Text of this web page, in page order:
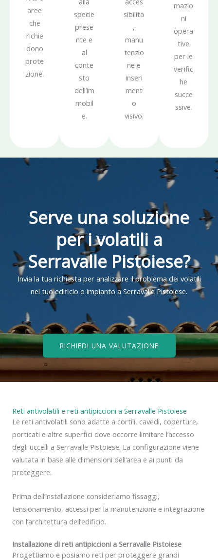
aree
che
richie
dono
prote
zione.
specie
prese
nte e
al
conte
sto
dell’im
mobil
e.
sibilità
,
manu
tenzio
ne e
inseri
ment
o
visivo.
mazio
ni
opera
tive
per le
verific
he
succe
ssive.
Serve una soluzione
per i volatili a
Serravalle Pistoiese?
Invia la tua richiesta per analizzare il problema dei volatili
nel tuo edificio o impianto a Serravalle Pistoiese.
RICHIEDI UNA VALUTAZIONE
Reti antivolatili e reti antipiccioni a Serravalle Pistoiese
Le reti antivolatili sono adatte a cortili, cavedi, coperture,
porticati e altre superfici dove occorre limitare l’accesso
degli uccelli a Serravalle Pistoiese. La configurazione viene
valutata in base alle dimensioni dell’area e ai punti da
proteggere.
Prima dell’installazione consideriamo fissaggi,
tensionamento, accessi per la manutenzione e integrazione
con l’architettura dell’edificio.
Installazione di reti antipiccioni a Serravalle Pistoiese
Progettiamo e posiamo reti per proteggere grandi